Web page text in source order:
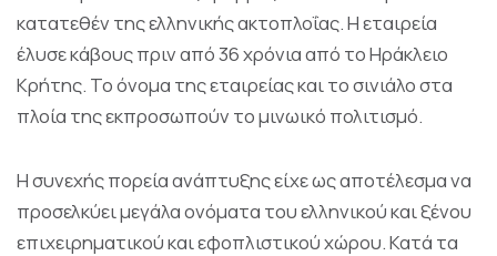
κατατεθέν της ελληνικής ακτοπλοΐας. Η εταιρεία
έλυσε κάβους πριν από 36 χρόνια από το Ηράκλειο
Κρήτης. Το όνομα της εταιρείας και το σινιάλο στα
πλοία της εκπροσωπούν το μινωικό πολιτισμό.
Η συνεχής πορεία ανάπτυξης είχε ως αποτέλεσμα να
προσελκύει μεγάλα ονόματα του ελληνικού και ξένου
επιχειρηματικού και εφοπλιστικού χώρου. Κατά τα